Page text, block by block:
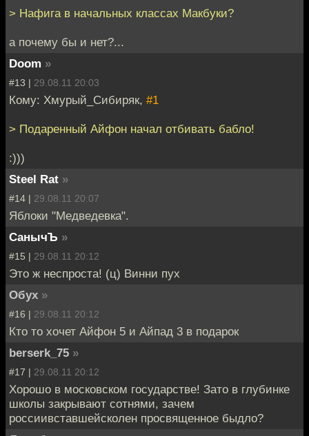
> Нафига в начальных классах Макбуки?
а почему бы и нет?...
Doom »
#13 | 29.08.11 20:03
Кому: Хмурый_Сибиряк, #1
> Подаренный Айфон начал отбивать бабло!
:)))
Steel Rat »
#14 | 29.08.11 20:07
Яблоки "Медведевка".
СанычЪ »
#15 | 29.08.11 20:12
Это ж неспроста! (ц) Винни пух
Обух »
#16 | 29.08.11 20:12
Кто то хочет Айфон 5 и Айпад 3 в подарок
berserk_75 »
#17 | 29.08.11 20:12
Хорошо в московском государстве! Зато в глубинке
школы закрывают сотнями, зачем
россиивставшейсколен просвященное быдло?